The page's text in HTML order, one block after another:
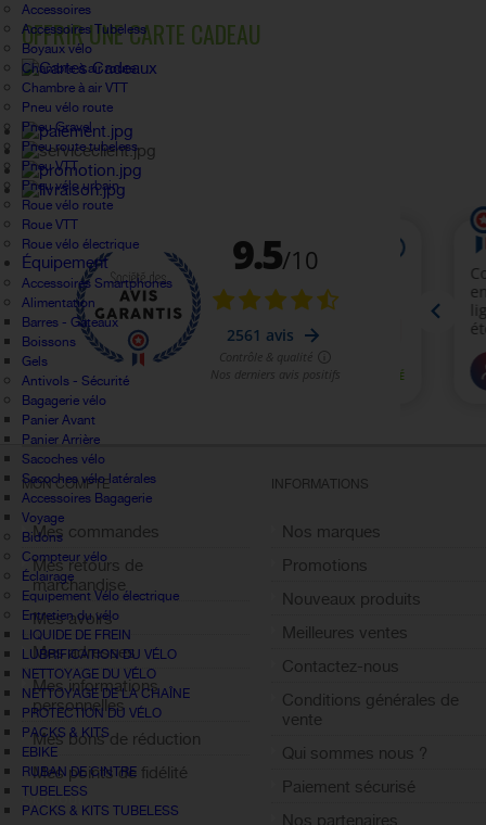
Accessoires
Accessoires Tubeless
Boyaux vélo
Chambre à air route
Chambre à air VTT
Pneu vélo route
Pneu Gravel
Pneu route tubeless
Pneu VTT
Pneu vélo urbain
Roue vélo route
Roue VTT
Roue vélo électrique
Équipement
Accessoires Smartphones
Alimentation
Barres - Gateaux
Boissons
Gels
Antivols - Sécurité
Bagagerie vélo
Panier Avant
Panier Arrière
Sacoches vélo
Sacoches vélo latérales
Accessoires Bagagerie
Voyage
Bidons
Compteur vélo
Éclairage
Equipement Vélo électrique
Entretien du vélo
LIQUIDE DE FREIN
LUBRIFICATION DU VÉLO
NETTOYAGE DU VÉLO
NETTOYAGE DE LA CHAÎNE
PROTECTION DU VÉLO
PACKS & KITS
EBIKE
RUBAN DE CINTRE
TUBELESS
PACKS & KITS TUBELESS
OFFRIR UNE CARTE CADEAU
MON COMPTE
Mes commandes
Mes retours de
marchandise
Mes avoirs
Mes adresses
Mes informations
personnelles
Mes bons de réduction
Mes points de fidélité
Sign out
INFORMATIONS
Nos marques
Promotions
Nouveaux produits
Meilleures ventes
Contactez-nous
Conditions générales de
vente
Qui sommes nous ?
Paiement sécurisé
Nos partenaires